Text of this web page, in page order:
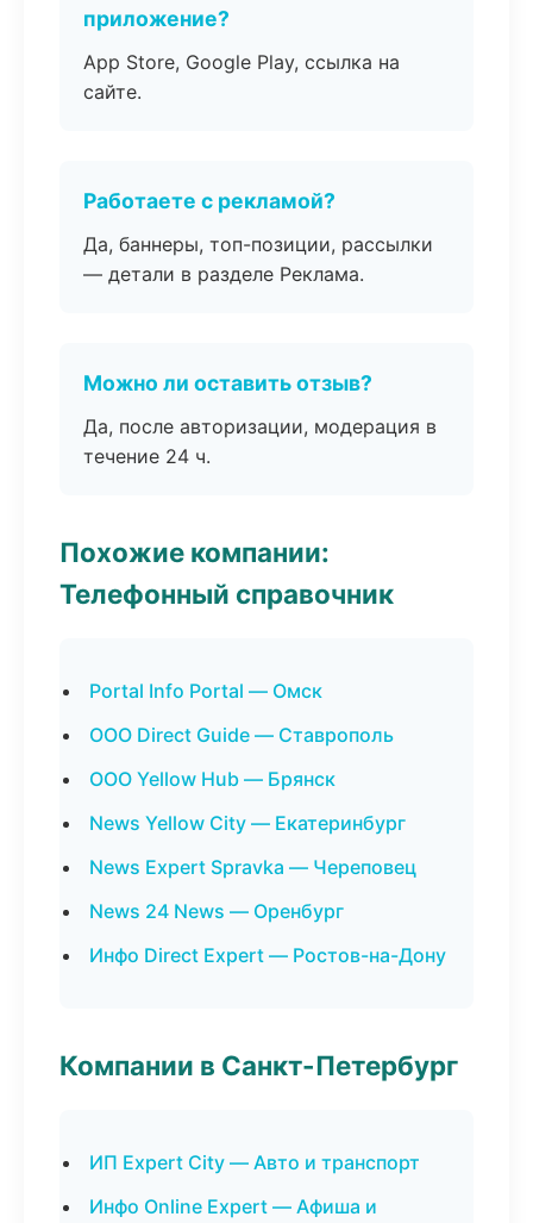
приложение?
App Store, Google Play, ссылка на
сайте.
Работаете с рекламой?
Да, баннеры, топ-позиции, рассылки
— детали в разделе Реклама.
Можно ли оставить отзыв?
Да, после авторизации, модерация в
течение 24 ч.
Похожие компании:
Телефонный справочник
Portal Info Portal — Омск
ООО Direct Guide — Ставрополь
ООО Yellow Hub — Брянск
News Yellow City — Екатеринбург
News Expert Spravka — Череповец
News 24 News — Оренбург
Инфо Direct Expert — Ростов-на-Дону
Компании в Санкт-Петербург
ИП Expert City — Авто и транспорт
Инфо Online Expert — Афиша и